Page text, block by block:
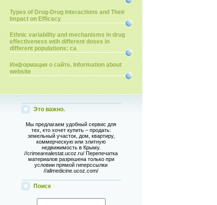
Types of Drug-Drug Interactions and Their
Impact on Efficacy
Ethnic variability and mechanisms in drug
effectiveness wtih different doses in
different populations: ca
Информация о сайте. Information about
website
Это важно.
Мы предлагаем удобный сервис для
тех, кто хочет купить – продать:
земельный участок, дом, квартиру,
коммерческую или элитную
недвижимость в Крыму.
//crimearealestat.ucoz.ru/ Перепечатка
материалов разрешена только при
условии прямой гиперссылки
//allmedicine.ucoz.com/
Поиск